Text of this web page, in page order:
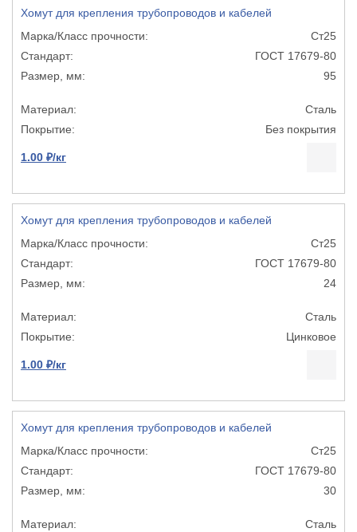
Хомут для крепления трубопроводов и кабелей
Ст25
ГОСТ 17679-80
95
Сталь
Без покрытия
1.00 ₽/кг
Хомут для крепления трубопроводов и кабелей
Ст25
ГОСТ 17679-80
24
Сталь
Цинковое
1.00 ₽/кг
Хомут для крепления трубопроводов и кабелей
Ст25
ГОСТ 17679-80
30
Сталь